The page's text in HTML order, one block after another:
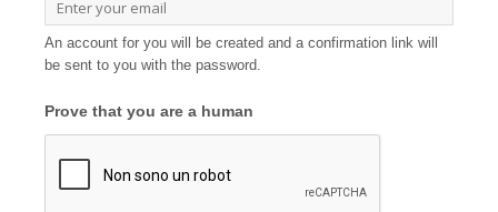
An account for you will be created and a confirmation link will
be sent to you with the password.
Prove that you are a human